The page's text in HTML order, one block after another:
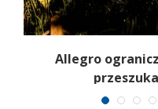
Allegro